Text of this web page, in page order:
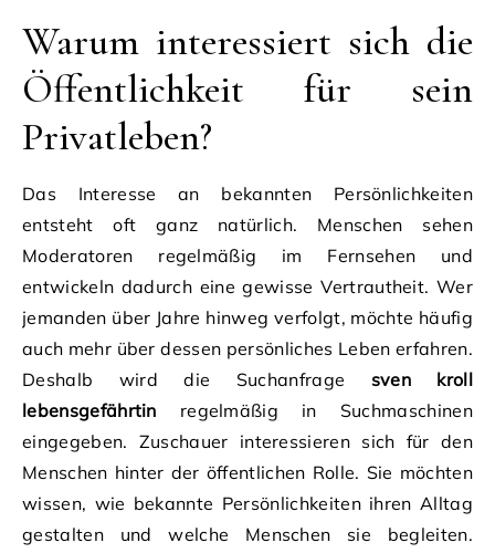
Warum interessiert sich die
Öffentlichkeit für sein
Privatleben?
Das Interesse an bekannten Persönlichkeiten
entsteht oft ganz natürlich. Menschen sehen
Moderatoren regelmäßig im Fernsehen und
entwickeln dadurch eine gewisse Vertrautheit. Wer
jemanden über Jahre hinweg verfolgt, möchte häufig
auch mehr über dessen persönliches Leben erfahren.
Deshalb wird die Suchanfrage sven kroll
lebensgefährtin regelmäßig in Suchmaschinen
eingegeben. Zuschauer interessieren sich für den
Menschen hinter der öffentlichen Rolle. Sie möchten
wissen, wie bekannte Persönlichkeiten ihren Alltag
gestalten und welche Menschen sie begleiten.